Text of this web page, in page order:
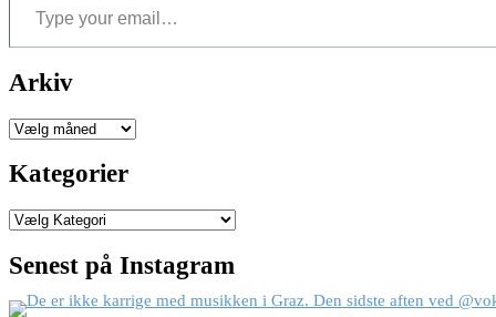
Arkiv
Arkiver
Kategorier
Kategorier
Senest på Instagram